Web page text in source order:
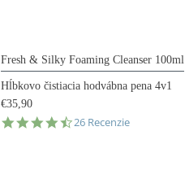
Fresh & Silky Foaming Cleanser 100ml
Hĺbkovo čistiacia hodvábna pena 4v1
€35,90
4.7
26 Recenzie